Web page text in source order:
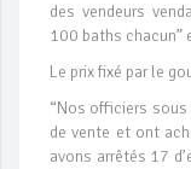
des vendeurs
100 baths chacun”
Le prix fixé par le
“Nos officiers
de vente et ont
avons arrêtés 17